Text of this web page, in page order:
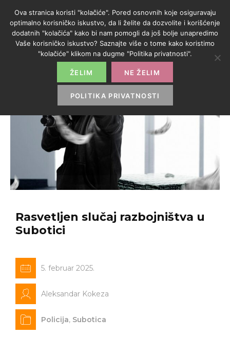
Rasvetljen slučaj razbojništva u
Subotici
5. februar 2025.
Aleksandar Kokeza
Policija, Subotica
Ova stranica koristi "kolačiće". Pored osnovnih koje osiguravaju
optimalno korisničko iskustvo, da li želite da dozvolite i korišćenje
dodatnih "kolačića" kako bi nam pomogli da još bolje unapredimo
Vaše korisničko iskustvo? Saznajte više o tome kako koristimo
"kolačiće" klikom na dugme "Politika privatnosti".
ŽELIM NE ŽELIM
POLITIKA PRIVATNOSTI